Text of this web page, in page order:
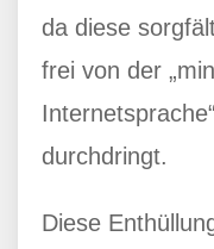
da diese
frei von der
durchdringt.
Diese